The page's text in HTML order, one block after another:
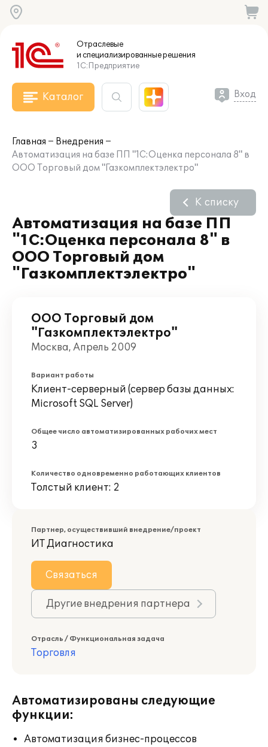
Отраслевые
и специализированныерешения
1С:Предприятие
Каталог Вход
Главная
Внедрения
Автоматизация на базе ПП "1С:Оценка персонала 8" в
ООО Торговый дом "Газкомплектэлектро"
Автоматизация на базе ПП
"1С:Оценка персонала 8" в
ООО Торговый дом
"Газкомплектэлектро"
К списку
ООО Торговый дом
"Газкомплектэлектро"
Москва, Апрель 2009
Вариант работы
Клиент-серверный (сервер базы данных:
Microsoft SQL Server)
Общее число автоматизированных рабочих мест
3
Количество одновременно работающих клиентов
Толстый клиент: 2
Партнер, осуществивший внедрение/проект
ИТ Диагностика
Связаться
Другие внедрения партнера
Отрасль / Функциональная задача
Торговля
Автоматизированы следующие
функции:
Автоматизация бизнес-процессов